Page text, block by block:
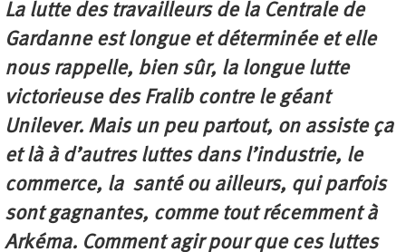
La lutte des travailleurs de la Centrale de
Gardanne est longue et déterminée et elle
nous rappelle, bien sûr, la longue lutte
victorieuse des Fralib contre le géant
Unilever. Mais un peu partout, on assiste ça
et là à d’autres luttes dans l’industrie, le
commerce, la santé ou ailleurs, qui parfois
sont gagnantes, comme tout récemment à
Arkéma. Comment agir pour que ces luttes